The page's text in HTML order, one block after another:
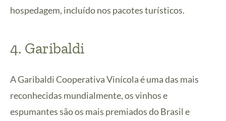
hospedagem, incluído nos pacotes turísticos.
4. Garibaldi
A Garibaldi Cooperativa Vinícola é uma das mais
reconhecidas mundialmente, os vinhos e
espumantes são os mais premiados do Brasil e